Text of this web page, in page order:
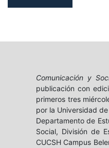
María del
Borgen y
política en
Rosario
El archivo
Comunicación y
publicación con
primeros tres
por la Universidad
Departamento de
Social, División de
CUCSH Campus